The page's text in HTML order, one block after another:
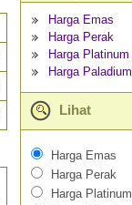
Harga Emas
Harga Perak
Harga Platinum
Harga Paladium
Lihat
Harga Emas
Harga Perak
Harga Platinum